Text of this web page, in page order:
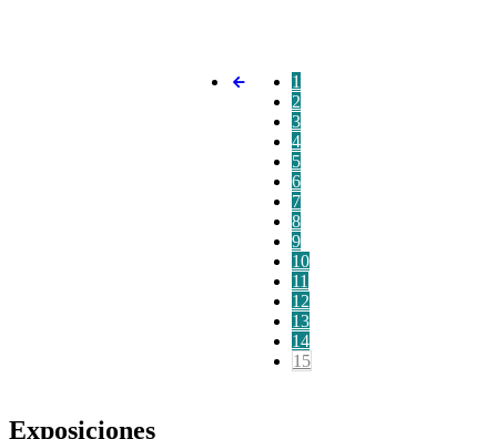
1
2
3
4
5
6
7
8
9
10
11
12
13
14
15
Exposiciones